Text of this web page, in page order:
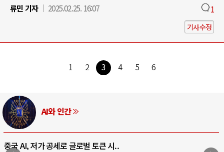
류민 기자
2025.02.25. 16:07 1
기사수정
1 2 3 4 5 6
AI와 인간
중국 AI, 저가 공세로 글로벌 토큰 시..